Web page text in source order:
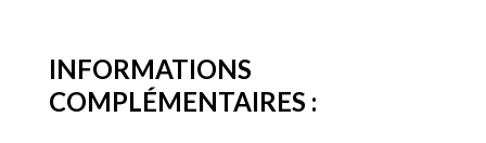
INFORMATIONS
COMPLÉMENTAIRES :